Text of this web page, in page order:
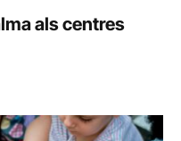
als centres